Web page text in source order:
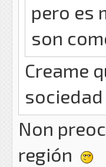
pero es
son
Creame
Non
región